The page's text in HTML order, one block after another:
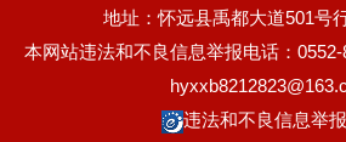
地址：怀远县禹都大道501号
本网站违法和不良信息举报电话：0552-
违法和不良信息举